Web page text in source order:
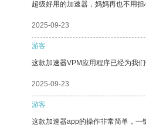
超级好用的加速器，妈妈再也不用担
2025-09-23
游客
这款加速器VPM应用程序已经为我
2025-09-23
游客
这款加速器app的操作非常简单，一